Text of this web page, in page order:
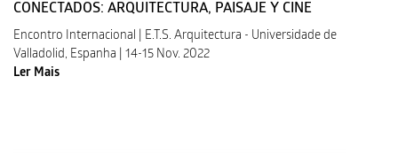
CONECTADOS: ARQUITECTURA, PAISAJE Y CINE
Encontro Internacional | E.T.S. Arquitectura - Universidade de
Valladolid, Espanha | 14-15 Nov. 2022
Ler Mais